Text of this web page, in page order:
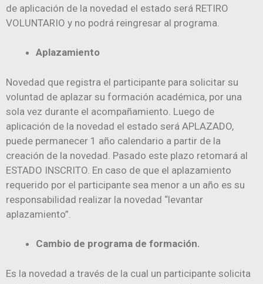
de aplicación de la novedad el estado será RETIRO
VOLUNTARIO y no podrá reingresar al programa.
Aplazamiento
Novedad que registra el participante para solicitar su
voluntad de aplazar su formación académica, por una
sola vez durante el acompañamiento. Luego de
aplicación de la novedad el estado será APLAZADO,
puede permanecer 1 año calendario a partir de la
creación de la novedad. Pasado este plazo retomará al
ESTADO INSCRITO. En caso de que el aplazamiento
requerido por el participante sea menor a un año es su
responsabilidad realizar la novedad “levantar
aplazamiento”.
Cambio de programa de formación.
Es la novedad a través de la cual un participante solicita